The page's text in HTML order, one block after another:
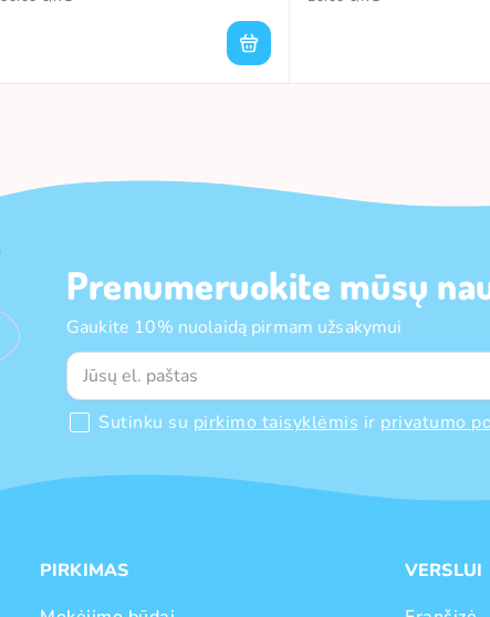
Prenumeruokite mūsų
Gaukite 10% nuolaidą pirmam užsakymui
Sutinku su pirkimo taisyklėmis ir privatumo
PIRKIMAS
VERSLUI